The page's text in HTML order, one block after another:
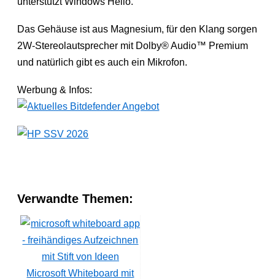
Das Gehäuse ist aus Magnesium, für den Klang sorgen
2W-Stereolautsprecher mit Dolby® Audio™ Premium
und natürlich gibt es auch ein Mikrofon.
Werbung & Infos:
Verwandte Themen:
Microsoft Whiteboard mit